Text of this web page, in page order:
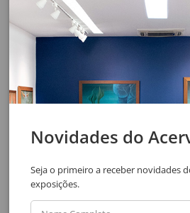
Menina com Bouquet
óleo sobre madeira
40 x 30 cm
sem assinatura
Etiqueta do Mirante das Artes.
Solicite o orçamento da obra clicando no
confirmar o pedido de solicitação a
Compartilhar
Novidades do
Seja o primeiro a receber novidades
exposições.